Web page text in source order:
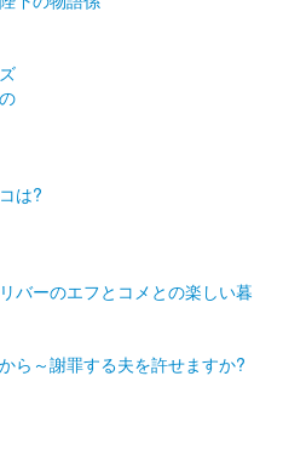
は?
バーのエフとコメとの楽しい暮
ら～謝罪する夫を許せますか?